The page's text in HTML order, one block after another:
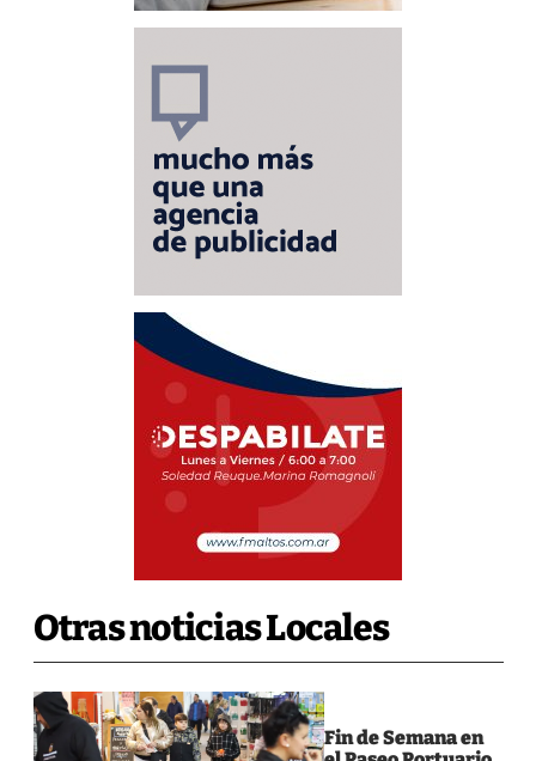
Otras noticias Locales
Fin de Semana en